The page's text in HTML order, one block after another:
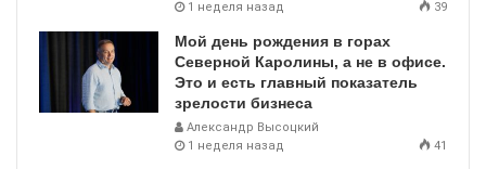
1 неделя назад
39
Мой день рождения в горах
Северной Каролины, а не в офисе.
Это и есть главный показатель
зрелости бизнеса
Александр Высоцкий
1 неделя назад
41